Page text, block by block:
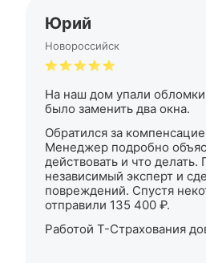
Юрий
Новороссийск
На наш дом упали
было заменить два окна.
Обратился за
Менеджер подробно
действовать и что
независимый эксперт и
повреждений. Спустя
отправили 135 400 ₽.
Работой Т-Страхования